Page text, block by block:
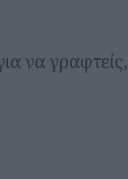
να γραφτείς,